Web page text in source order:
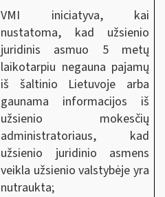
VMI iniciatyva, kai
nustatoma, kad užsienio
juridinis asmuo 5metų
laikotarpiu negauna pajamų
iš šaltinio Lietuvoje arba
gaunama informacijos iš
užsienio mokesčių
administratoriaus, kad
užsienio juridinio asmens
veikla užsienio valstybėje yra
nutraukta;